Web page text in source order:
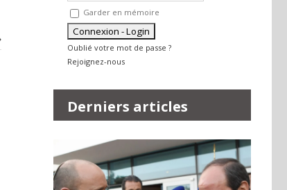
Garder en mémoire
Oublié votre mot de passe ?
Rejoignez-nous
Derniers articles